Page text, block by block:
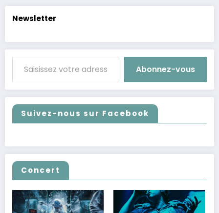
Newsletter
Saisissez votre adresse e-mail…
Abonnez-vous
Suivez-nous sur Facebook
Concert